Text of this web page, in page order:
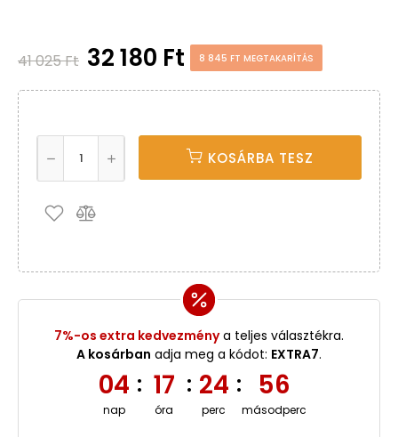
41 025 Ft 32 180 Ft 8 845 FT MEGTAKARÍTÁS
KOSÁRBA TESZ
7%-os extra kedvezménya teljes választékra.
A kosárban adja meg a kódot: EXTRA7.
04
nap
: 17
óra
: 24
perc
: 56
másodperc